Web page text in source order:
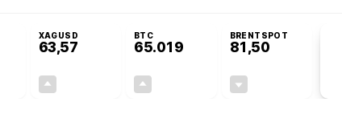
XAGUSD
63,57
BTC
65.019
BRENTSPOT
81,50